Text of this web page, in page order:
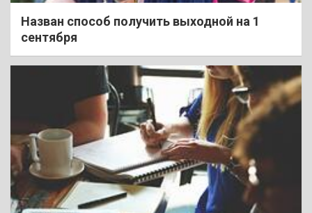
Назван способ получить выходной на 1
сентября